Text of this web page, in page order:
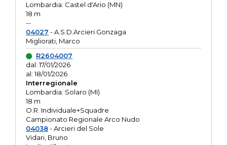
Lombardia: Castel d'Ario (MN)
18 m
--
04027 - A.S.D.Arcieri Gonzaga
Migliorati, Marco
R2604007
dal: 17/01/2026
al: 18/01/2026
Interregionale
Lombardia: Solaro (MI)
18 m
O.R. Individuale+Squadre
Campionato Regionale Arco Nudo
04038- Arcieri del Sole
Vidari, Bruno